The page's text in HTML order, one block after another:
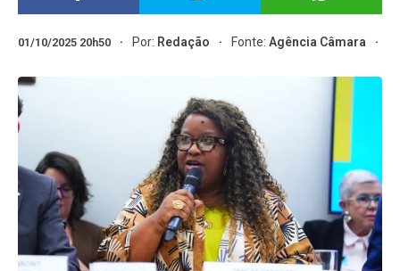
01/10/2025 20h50 Por: Redação Fonte:Agência Câmara